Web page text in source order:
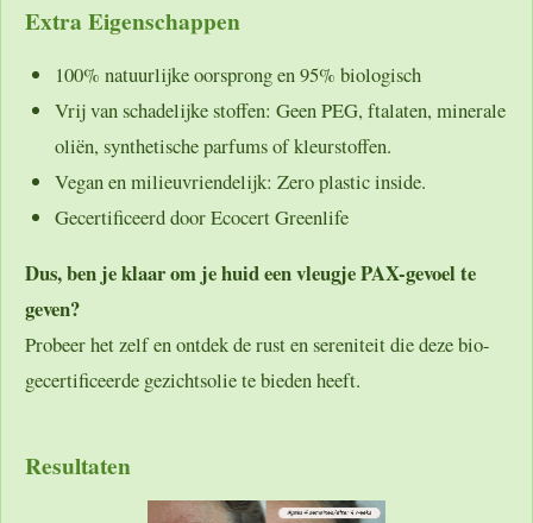
Extra Eigenschappen
100% natuurlijke oorsprongen95% biologisch
Vrij van schadelijke stoffen: Geen PEG, ftalaten, minerale
oliën, synthetische parfums of kleurstoffen.
Vegan en milieuvriendelijk: Zero plastic inside.
Gecertificeerd door Ecocert Greenlife
Dus, ben je klaar om je huid een vleugje PAX-gevoel te
geven?
Probeer het zelf en ontdek de rust en sereniteit die deze bio-
gecertificeerde gezichtsolie te bieden heeft.
Resultaten